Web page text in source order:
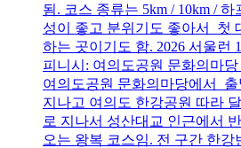
됨. 코스 종류는 5km / 10km / 하
성이 좋고 분위기도 좋아서 첫
하는 곳이기도 함. 2026 서울런
피니시: 여의도공원 문화의마
여의도공원 문화의마당에서
지나고 여의도 한강공원 따라
로 지나서 성산대교 인근에서
오는 왕복 코스임. 전 구간 한강